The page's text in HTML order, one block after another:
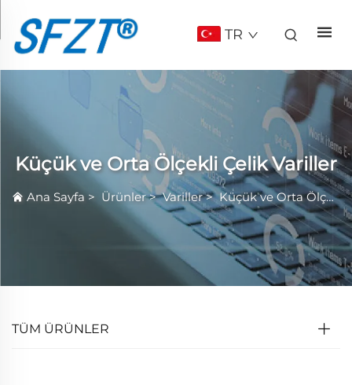
TR
Küçük ve Orta Ölçekli Çelik Variller
Ana Sayfa> Ürünler>Variller>Küçük ve Orta Ölçekli Çelik Variller
TÜM ÜRÜNLER